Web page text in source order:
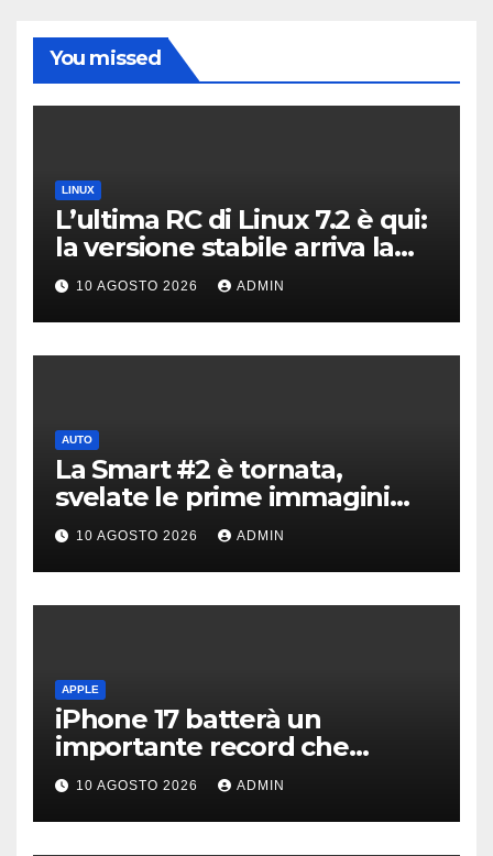
You missed
LINUX
L’ultima RC di Linux 7.2 è qui:
la versione stabile arriva la
prossima settimana
10 AGOSTO 2026 ADMIN
AUTO
La Smart #2 è tornata,
svelate le prime immagini
dell’erede della Fortwo
10 AGOSTO 2026 ADMIN
APPLE
iPhone 17 batterà un
importante record che
manca dai tempi del buon
vecchio iPhone 4
10 AGOSTO 2026 ADMIN